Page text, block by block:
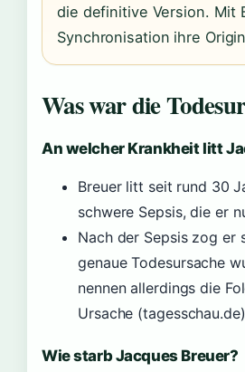
die definitive Version. Mit
Synchronisation ihre
Was war die
An welcher Krankheit litt
Breuer litt seit rund 30
schwere Sepsis, die er
Nach der Sepsis zog er
genaue Todesursache
nennen allerdings die
Ursache
Wie starb Jacques Breuer?